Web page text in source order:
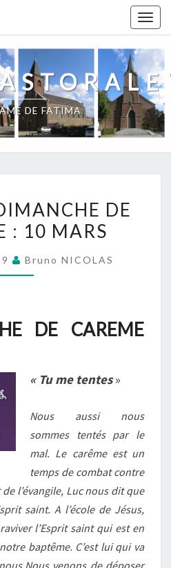
DE FATIMA
DIMANCHE
DE
:
DE
: 10 MARS
Bruno NICOLAS
DE CAREME
« Tu me tentes»
Nous aussi nous
sommes tentés par le
mal. Le carême est un
temps de combat contre
l’évangile, Luc nous dit que
saint. A l’école de Jésus,
l’Esprit saint qui est en
baptême. C’est lui qui va
venons de déposer